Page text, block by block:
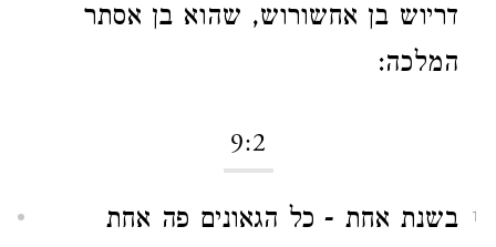
דריוש בן אחשורוש, שהוא בן אסתר
המלכה:
9:2
1
בשנת אחת - כל הגאונים פה אחת